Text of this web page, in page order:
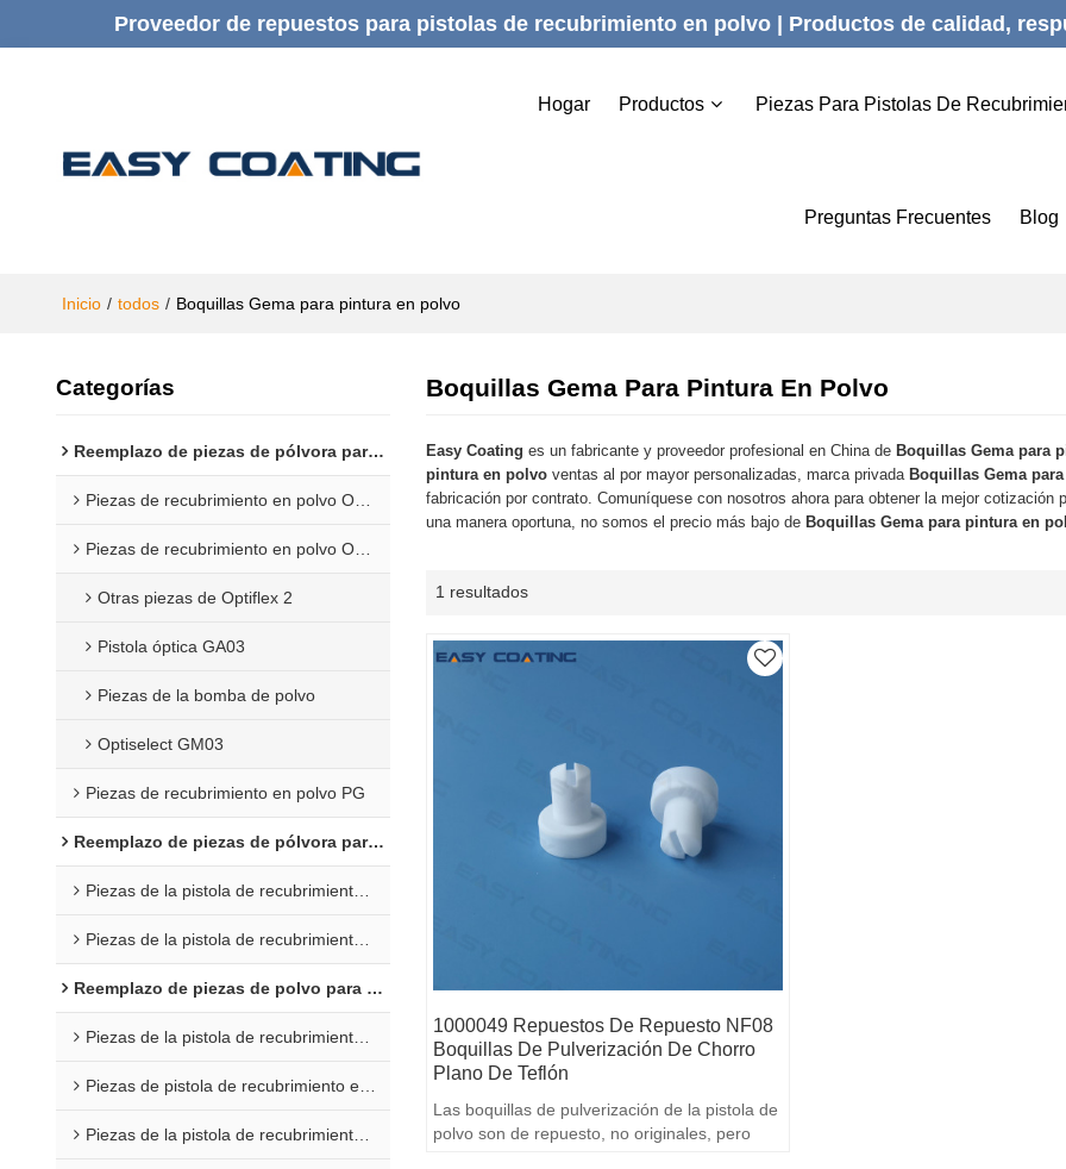
Proveedor de repuestos para pistolas de recubrimiento en polvo | Productos de calidad,
Hogar Productos Piezas Para Pistolas De
Preguntas Frecuentes Blog
Inicio / todos / Boquillas Gema para pintura en polvo
Categorías
Reemplazo de piezas de pólvora para Gema
Piezas de recubrimiento en polvo Opti 1F
Piezas de recubrimiento en polvo Opti 2F
Otras piezas de Optiflex 2
Pistola óptica GA03
Piezas de la bomba de polvo
Optiselect GM03
Piezas de recubrimiento en polvo PG
Reemplazo de piezas de pólvora para Wagner
Piezas de la pistola de recubrimiento C4
Piezas de la pistola de recubrimiento en polvo X1
Reemplazo de piezas de polvo para Nordson
Piezas de la pistola de recubrimiento en polvo Encore
Piezas de pistola de recubrimiento en polvo Sure Coat
Piezas de la pistola de recubrimiento en polvo Versa
Boquillas Gema Para Pintura En Polvo
Easy Coating es un fabricante y proveedor profesional en China de Boquillas Gema para
pintura en polvo ventas al por mayor personalizadas, marca privada Boquillas Gema
fabricación por contrato. Comuníquese con nosotros ahora para obtener la mejor cotización
una manera oportuna, no somos el precio más bajo de Boquillas Gema para pintura en
1 resultados
1000049 Repuestos De Repuesto NF08
Boquillas De Pulverización De Chorro
Plano De Teflón
Las boquillas de pulverización de la pistola de
polvo son de repuesto, no originales, pero